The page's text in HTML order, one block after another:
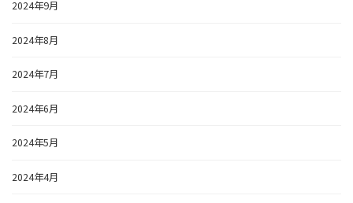
2024年9月
2024年8月
2024年7月
2024年6月
2024年5月
2024年4月